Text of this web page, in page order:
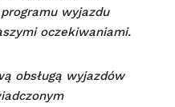
wyjazdu
oczekiwaniami.
obsługą wyjazdów